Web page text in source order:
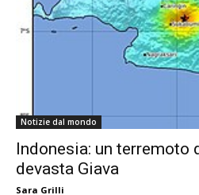
Notizie dal mondo
Indonesia: un terremoto
devasta Giava
Sara Grilli